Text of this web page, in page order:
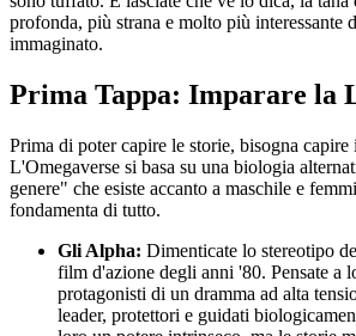
profonda, più strana e molto più interessante
immaginato.
Prima Tappa: Imparare la
Prima di poter capire le storie, bisogna
L'Omegaverse si basa su una biologia
genere" che esiste accanto a maschile e
fondamenta di tutto.
Gli Alpha: Dimenticate lo stereotipo
film d'azione degli anni '80. Pensate a
protagonisti di un dramma ad alta
leader, protettori e guidati